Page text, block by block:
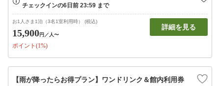
お1人さま1泊（3名1室利用時） (税込)
15,900円 ／人〜
ポイント(1%)
詳細を見る
【雨が降ったらお得プラン】ワンドリンク＆館内利用券